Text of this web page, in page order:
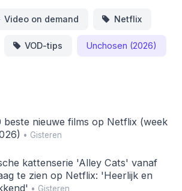
Video on demand Netflix
VOD-tips Unchosen (2026)
beste nieuwe films op Netflix (week
• Gisteren
kattenserie 'Alley Cats' vanaf
te zien op Netflix: 'Heerlijk en
• Gisteren